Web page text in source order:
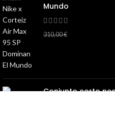
Mundo
310,00€
Conjunto corto